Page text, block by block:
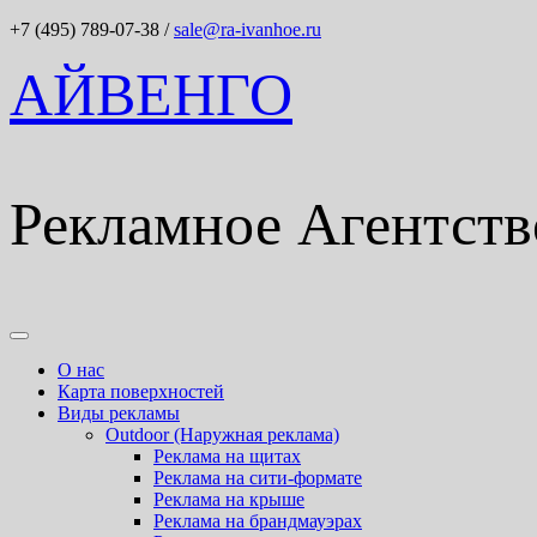
+7 (495) 789-07-38 /sale@ra-ivanhoe.ru
АЙВЕНГО
Рекламное
О нас
Карта поверхностей
Виды рекламы
Outdoor (Наружная реклама)
Реклама на щитах
Реклама на сити-формате
Реклама на крыше
Реклама на брандмауэрах